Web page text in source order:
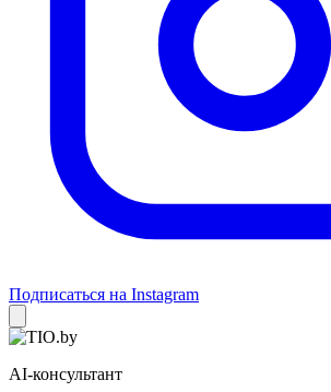
Подписаться на Instagram
AI-консультант